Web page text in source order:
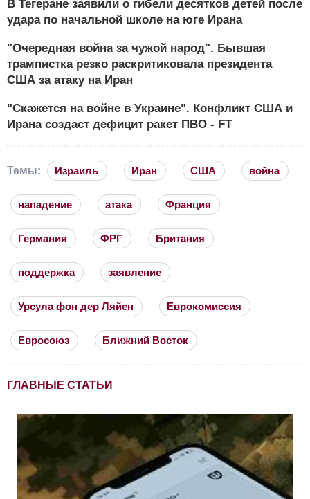
В Тегеране заявили о гибели десятков детей после
удара по начальной школе на юге Ирана
"Очередная война за чужой народ". Бывшая
трампистка резко раскритиковала президента
США за атаку на Иран
"Скажется на войне в Украине". Конфликт США и
Ирана создаст дефицит ракет ПВО - FT
Темы: Израиль Иран США война
нападение атака Франция
Германия ФРГ Британия
поддержка заявление
Урсула фон дер Ляйен Еврокомиссия
Евросоюз Ближний Восток
ГЛАВНЫЕ СТАТЬИ